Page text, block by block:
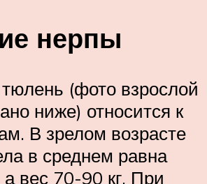
нерпы
(фото взрослой
ниже) относится к
В зрелом возрасте
в среднем равна
вес 70-90 кг. При